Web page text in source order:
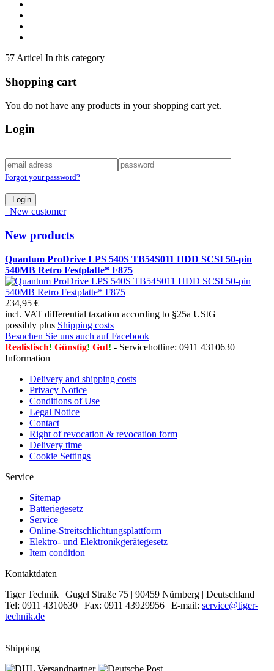
57 Articel In this category
Shopping cart
You do not have any products in your shopping cart yet.
Login
Forgot your password?
Login
New customer
New products
Quantum ProDrive LPS 540S TB54S011 HDD SCSI 50-pin
540MB Retro Festplatte* F875
234,95 €
incl. VAT differential taxation according to §25a UStG
possibly plus Shipping costs
Besuchen Sie uns auch auf Facebook
Realistisch! Günstig! Gut! - Servicehotline: 0911 4310630
Information
Delivery and shipping costs
Privacy Notice
Conditions of Use
Legal Notice
Contact
Right of revocation & revocation form
Delivery time
Cookie Settings
Service
Sitemap
Batteriegesetz
Service
Online-Streitschlichtungsplattform
Elektro- und Elektronikgerätegesetz
Item condition
Kontaktdaten
Tiger Technik | Gugel Straße 75 | 90459 Nürnberg | Deutschland
Tel: 0911 4310630 | Fax: 0911 43929956 | E-mail: service@tiger-
technik.de
Shipping